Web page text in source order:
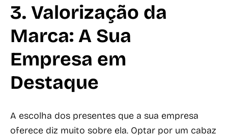
3. Valorização da
Marca: A Sua
Empresa em
Destaque
A escolha dos presentes que a sua empresa
oferece diz muito sobre ela. Optar por um cabaz